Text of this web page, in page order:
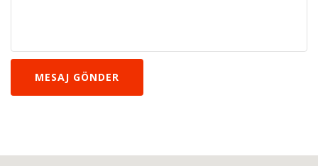
MESAJ GÖNDER